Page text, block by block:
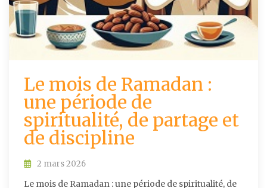
Le mois de Ramadan :
une période de
spiritualité, de partage et
de discipline
2 mars 2026
Le mois de Ramadan : une période de spiritualité, de